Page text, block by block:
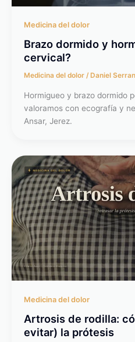
Medicina del dolor
Brazo dormido y
cervical?
Medicina del dolor/ Daniel
Hormigueo y brazo dormido
valoramos con ecografía y
Ansar, Jerez.
Medicina del dolor
Artrosis de rodilla:
evitar) la prótesis